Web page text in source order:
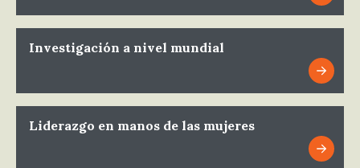
Investigación a nivel mundial
Liderazgo en manos de las mujeres